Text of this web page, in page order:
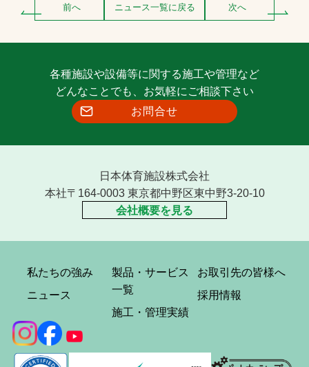
前へ ニュース一覧に戻る 次へ
各種施設や設備等に関する施工や管理など
どんなことでも、お気軽にご相談下さい
お問合せ
日本体育施設株式会社
本社〒164-0003 東京都中野区東中野3-20-10
会社概要を見る
私たちの強み
ニュース
製品・サービス
一覧
施工・管理実績
お取引先の皆様へ
採用情報